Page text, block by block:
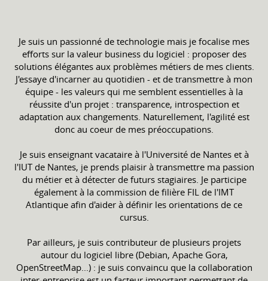
Je suis un passionné de technologie mais je focalise mes
efforts sur la valeur business du logiciel : proposer des
solutions élégantes aux problèmes métiers de mes clients.
J'essaye d'incarner au quotidien - et de transmettre à mon
équipe - les valeurs qui me semblent essentielles à la
réussite d'un projet : transparence, introspection et
adaptation aux changements. Naturellement, l'agilité est
donc au coeur de mes préoccupations.
Je suis enseignant vacataire à l'Université de Nantes et à
l'IUT de Nantes, je prends plaisir à transmettre ma passion
du métier et à détecter de futurs stagiaires. Je participe
également à la commission de filière FIL de l'IMT
Atlantique afin d'aider à définir les orientations de ce
cursus.
Par ailleurs, je suis contributeur de plusieurs projets
autour du logiciel libre (Debian, Apache Gora,
OpenStreetMap...) : je suis convaincu que la collaboration